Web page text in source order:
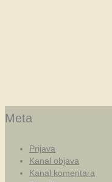
Meta
Prijava
Kanal objava
Kanal komentara